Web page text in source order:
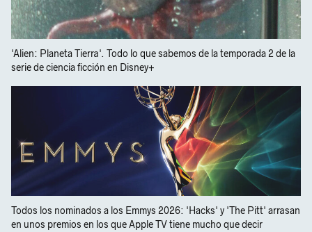
'Alien: Planeta Tierra'. Todo lo que sabemos de la temporada 2 de la
serie de ciencia ficción en Disney+
Todos los nominados a los Emmys 2026: 'Hacks' y 'The Pitt' arrasan
en unos premios en los que Apple TV tiene mucho que decir